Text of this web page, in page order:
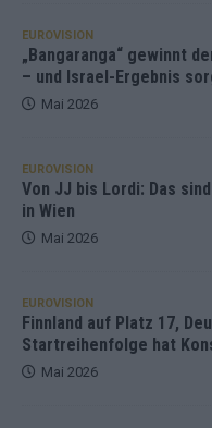
EUROVISION
„Bangaranga“ gewinnt
– und Israel-Ergebnis
Mai 2026
EUROVISION
Von JJ bis Lordi: Das
in Wien
Mai 2026
EUROVISION
Finnland auf Platz 17,
Startreihenfolge hat
Mai 2026